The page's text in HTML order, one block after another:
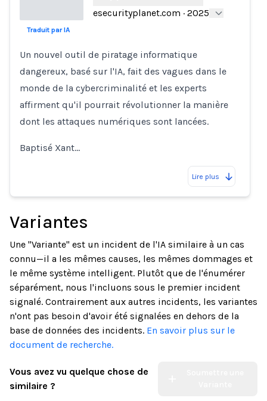
esecurityplanet.com · 2025
Traduit par IA
Un nouvel outil de piratage informatique
dangereux, basé sur l'IA, fait des vagues dans le
monde de la cybercriminalité et les experts
affirment qu'il pourrait révolutionner la manière
dont les attaques numériques sont lancées.
Baptisé Xant…
Lire plus
Variantes
Une "Variante" est un incident de l'IA similaire à un cas
connu—il a les mêmes causes, les mêmes dommages et
le même système intelligent. Plutôt que de l'énumérer
séparément, nous l'incluons sous le premier incident
signalé. Contrairement aux autres incidents, les variantes
n'ont pas besoin d'avoir été signalées en dehors de la
base de données des incidents. En savoir plus sur le
document de recherche.
Vous avez vu quelque chose de
similaire ?